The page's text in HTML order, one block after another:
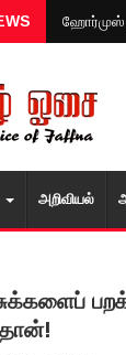
ஹோர்முஸ்
அறிவியல்